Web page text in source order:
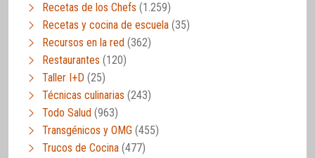
Recetas de los Chefs (1.259)
Recetas y cocina de escuela (35)
Recursos en la red (362)
Restaurantes (120)
Taller I+D (25)
Técnicas culinarias (243)
Todo Salud (963)
Transgénicos y OMG (455)
Trucos de Cocina (477)